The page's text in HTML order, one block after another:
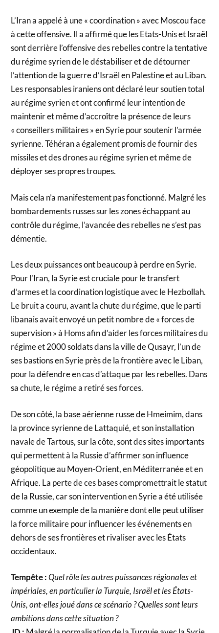
L’Iran a appelé à une « coordination » avec Moscou face
à cette offensive. Il a affirmé que les Etats-Unis et Israël
sont derrière l’offensive des rebelles contre la tentative
du régime syrien de le déstabiliser et de détourner
l’attention de la guerre d’Israël en Palestine et au Liban.
Les responsables iraniens ont déclaré leur soutien total
au régime syrien et ont confirmé leur intention de
maintenir et même d’accroître la présence de leurs
« conseillers militaires » en Syrie pour soutenir l’armée
syrienne. Téhéran a également promis de fournir des
missiles et des drones au régime syrien et même de
déployer ses propres troupes.
Mais cela n’a manifestement pas fonctionné. Malgré les
bombardements russes sur les zones échappant au
contrôle du régime, l’avancée des rebelles ne s’est pas
démentie.
Les deux puissances ont beaucoup à perdre en Syrie.
Pour l’Iran, la Syrie est cruciale pour le transfert
d’armes et la coordination logistique avec le Hezbollah.
Le bruit a couru, avant la chute du régime, que le parti
libanais avait envoyé un petit nombre de « forces de
supervision » à Homs afin d’aider les forces militaires du
régime et 2000 soldats dans la ville de Qusayr, l’un de
ses bastions en Syrie près de la frontière avec le Liban,
pour la défendre en cas d’attaque par les rebelles. Dans
sa chute, le régime a retiré ses forces.
De son côté, la base aérienne russe de Hmeimim, dans
la province syrienne de Lattaquié, et son installation
navale de Tartous, sur la côte, sont des sites importants
qui permettent à la Russie d’affirmer son influence
géopolitique au Moyen-Orient, en Méditerranée et en
Afrique. La perte de ces bases compromettrait le statut
de la Russie, car son intervention en Syrie a été utilisée
comme un exemple de la manière dont elle peut utiliser
la force militaire pour influencer les événements en
dehors de ses frontières et rivaliser avec les États
occidentaux.
Tempête : Quel rôle les autres puissances régionales et
impériales, en particulier la Turquie, Israël et les États-
Unis, ont-elles joué dans ce scénario ? Quelles sont leurs
ambitions dans cette situation ?